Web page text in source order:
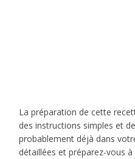
La préparation de cette
des instructions simples et
probablement déjà dans
détaillées et préparez-vous